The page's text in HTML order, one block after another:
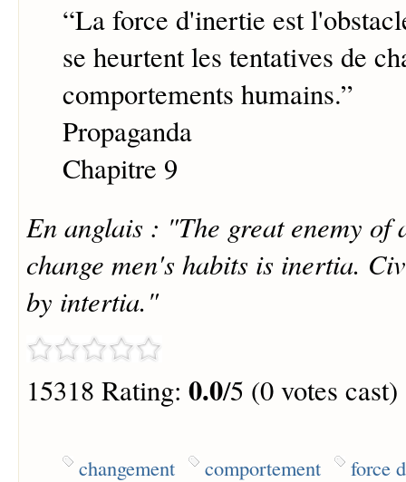
“La force d'inertie est
se heurtent les tentatives de
comportements humains.”
Propaganda
Chapitre 9
En anglais : "The great enemy of
change men's habits is inertia.
by intertia."
15318 Rating: 0.0/5 (0 votes cast)
changement comportement
force